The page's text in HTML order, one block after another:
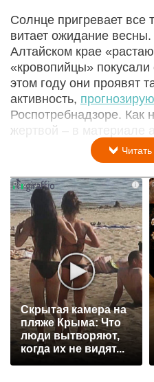
Солнце пригревает все
витает ожидание
Алтайском крае
«кровопийцы»
этом году они проявят
активность,
Роспотребнадзоре. Как
жертвой – в материале
i
Скрытая камера на
пляже Крыма: Что
люди вытворяют,
когда их не видят...